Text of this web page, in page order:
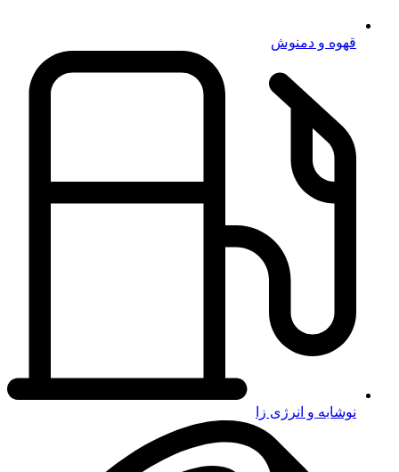
قهوه و دمنوش
نوشابه و انرژی زا